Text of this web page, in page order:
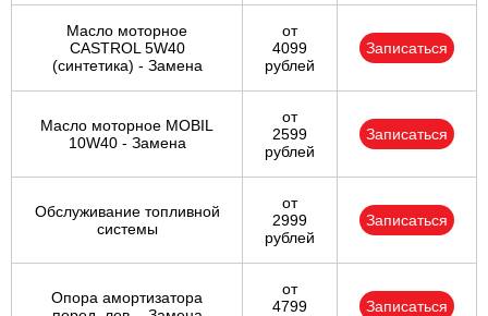
Масло моторное
CASTROL 5W40
(синтетика) - Замена
от
4099
рублей
Записаться
Масло моторное MOBIL
10W40 - Замена
от
2599
рублей
Записаться
Обслуживание топливной
системы
от
2999
рублей
Записаться
Опора амортизатора
от
4799
Записаться